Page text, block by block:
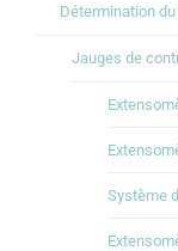
Détermination
Jauges de
Système